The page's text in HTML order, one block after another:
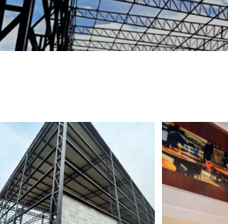
TELEFONE *
Solicitar Orçamento